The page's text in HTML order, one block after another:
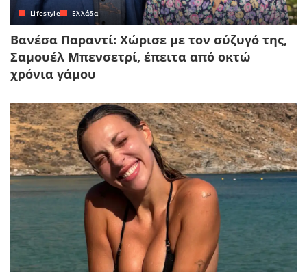
Lifestyle Ελλάδα
Βανέσα Παραντί: Χώρισε με τον σύζυγό της,
Σαμουέλ Μπενσετρί, έπειτα από οκτώ
χρόνια γάμου